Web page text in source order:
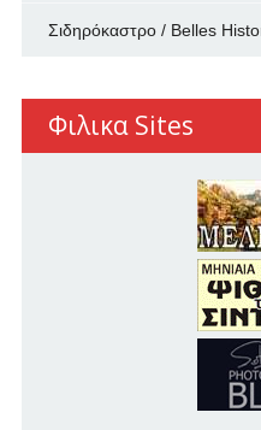
Σιδηρόκαστρο / Belles
Φιλικα Sites